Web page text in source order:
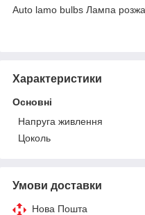
Auto lamo bulbs Лампа
Характеристики
Основні
Напруга живлення
Цоколь
Умови доставки
Нова Пошта